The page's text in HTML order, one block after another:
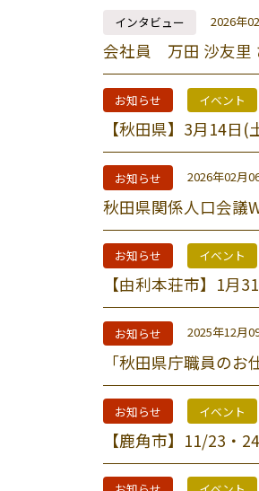
インタビュー 2026年
会社員 万田 沙友里
お知らせ イベント
【秋田県】3月14
お知らせ 2026年02月
秋田県関係人口会議
お知らせ イベント
【由利本荘市】1月
お知らせ 2025年12月
「秋田県庁職員の
お知らせ イベント
【鹿角市】11/23・